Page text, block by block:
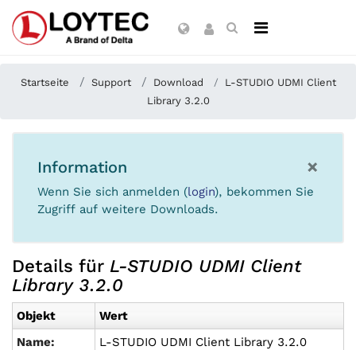
Startseite Support Download
L-STUDIO UDMI Client
Library 3.2.0
×
Information
Wenn Sie sich anmelden (login), bekommen Sie
Zugriff auf weitere Downloads.
Details für L-STUDIO UDMI Client
Library 3.2.0
Objekt
Wert
Name:
L-STUDIO UDMI Client Library 3.2.0